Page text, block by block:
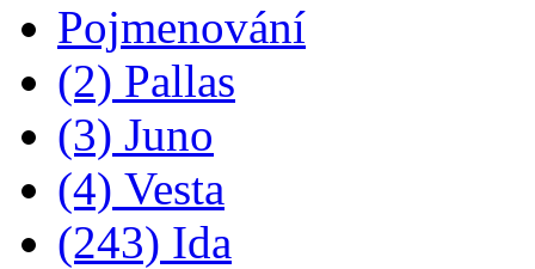
Pojmenování
(2) Pallas
(3) Juno
(4) Vesta
(243) Ida